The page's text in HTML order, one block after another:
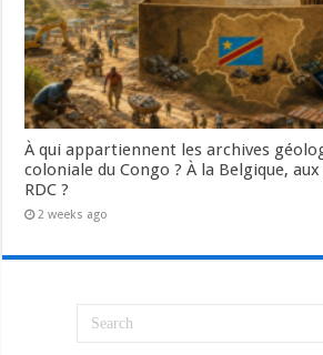
À qui appartiennent les archives
coloniale du Congo ? À la Belgique,
RDC ?
2 weeks ago